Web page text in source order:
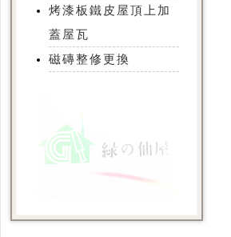
烤漆板鐵皮屋頂上加
蓋屋瓦
磁磚整修更換